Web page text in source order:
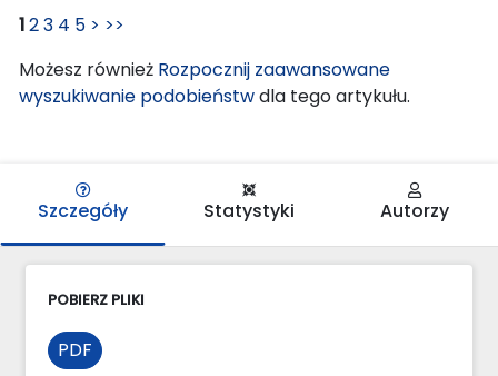
123 4 5 > >>
Możesz również Rozpocznij zaawansowane
wyszukiwanie podobieństwdla tego artykułu.
Szczegóły Statystyki Autorzy
POBIERZ PLIKI
PDF